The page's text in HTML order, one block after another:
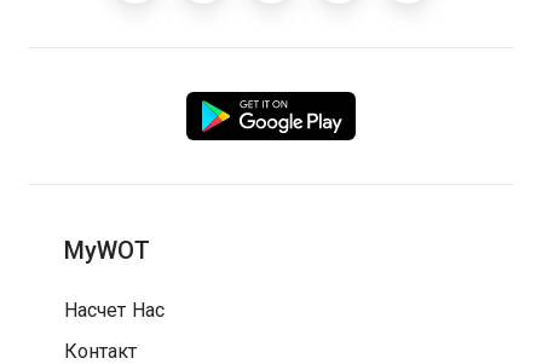
MyWOT
Насчет Нас
Контакт